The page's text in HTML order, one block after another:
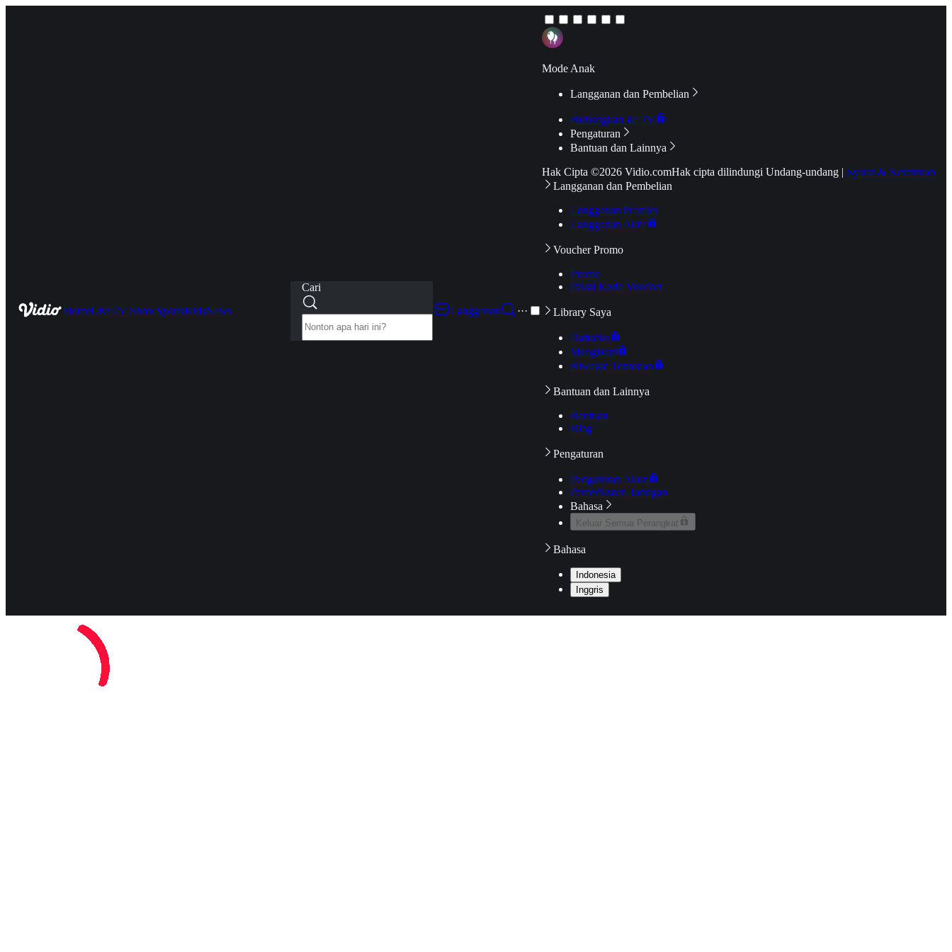
HomeLiveTV ShowSportsKidsNews
Cari
Langganan
···
Mode Anak
Langganan dan Pembelian
Hubungkan ke TV
Pengaturan
Bantuan dan Lainnya
Hak Cipta ©2026 Vidio.comHak cipta dilindungi Undang-undang | Syarat & Ketentuan
Langganan dan Pembelian
Langganan Premier
Langganan Aktif
Voucher Promo
Promo
Pakai Kode Voucher
Library Saya
Daftarku
Mengikuti
Riwayat Tontonan
Bantuan dan Lainnya
Bantuan
Blog
Pengaturan
Pengaturan Akun
Pemeriksaan Jaringan
Bahasa
Keluar Semua Perangkat
Bahasa
Indonesia
Inggris